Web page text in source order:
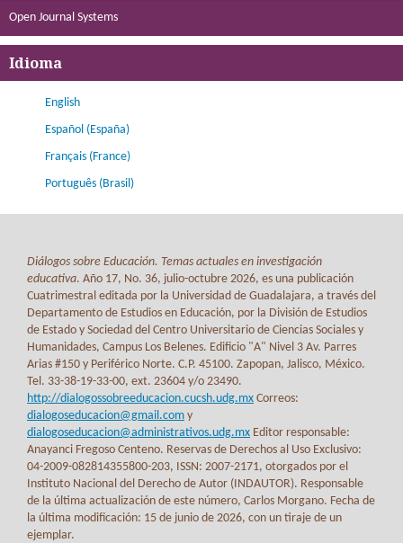
Open Journal Systems
Idioma
English
Español (España)
Français (France)
Português (Brasil)
Diálogos sobre Educación. Temas actuales en investigación
educativa. Año 17, No. 36, julio-octubre 2026, es una publicación
Cuatrimestral editada por la Universidad de Guadalajara, a través del
Departamento de Estudios en Educación, por la División de Estudios
de Estado y Sociedad del Centro Universitario de Ciencias Sociales y
Humanidades, Campus Los Belenes. Edificio "A" Nivel 3 Av. Parres
Arias #150 y Periférico Norte. C.P. 45100. Zapopan, Jalisco, México.
Tel. 33-38-19-33-00, ext. 23604 y/o 23490.
http://dialogossobreeducacion.cucsh.udg.mx Correos:
dialogoseducacion@gmail.com y
dialogoseducacion@administrativos.udg.mx Editor responsable:
Anayanci Fregoso Centeno. Reservas de Derechos al Uso Exclusivo:
04-2009-082814355800-203, ISSN: 2007-2171, otorgados por el
Instituto Nacional del Derecho de Autor (INDAUTOR). Responsable
de la última actualización de este número, Carlos Morgano. Fecha de
la última modificación: 15 de junio de 2026, con un tiraje de un
ejemplar.